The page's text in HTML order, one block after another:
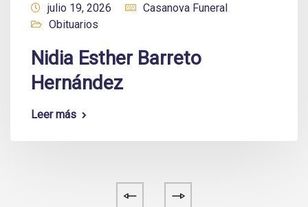
julio 19, 2026
Casanova Funeral
Obituarios
Nidia Esther Barreto
Hernández
Leer más